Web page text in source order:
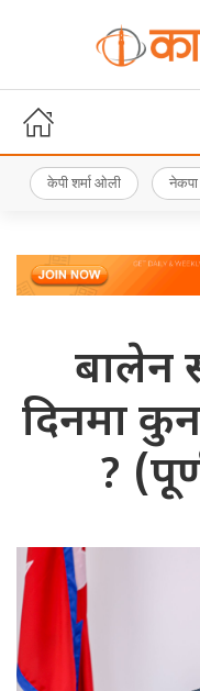
केपी शर्मा ओली
बालेन
दिनमा कुन
?